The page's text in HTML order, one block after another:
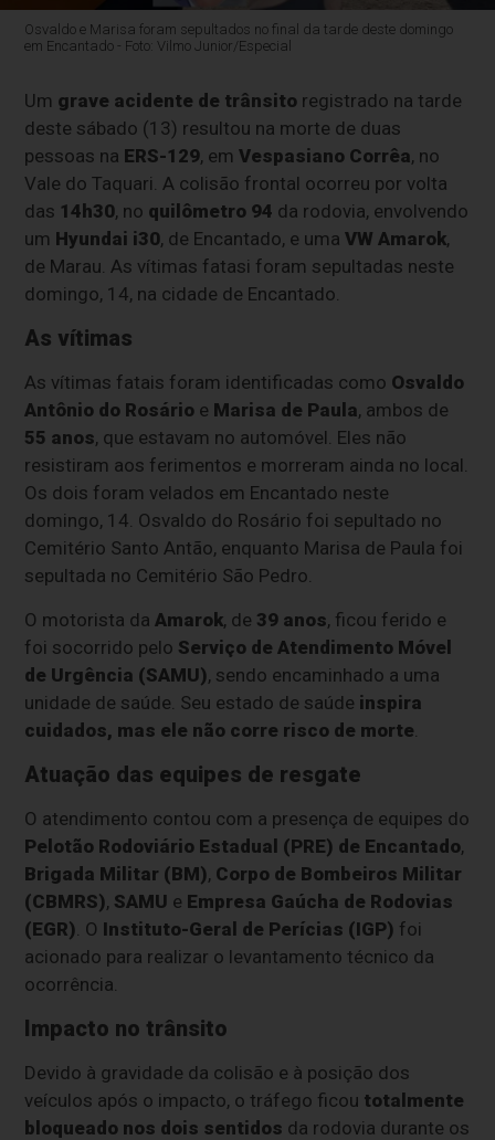
Osvaldo e Marisa foram sepultados no final da tarde deste domingo
em Encantado - Foto: Vilmo Junior/Especial
Um grave acidente de trânsito registrado na tarde
deste sábado (13) resultou na morte de duas
pessoas na ERS-129, emVespasiano Corrêa, no
Vale do Taquari. A colisão frontal ocorreu por volta
das 14h30, no quilômetro 94 da rodovia, envolvendo
um Hyundai i30, de Encantado, e umaVW Amarok,
de Marau. As vítimas fatasi foram sepultadas neste
domingo, 14, na cidade de Encantado.
As vítimas
As vítimas fatais foram identificadas como Osvaldo
Antônio do Rosário e Marisa de Paula, ambos de
55 anos, que estavam no automóvel. Eles não
resistiram aos ferimentos e morreram ainda no local.
Os dois foram velados em Encantado neste
domingo, 14. Osvaldo do Rosário foi sepultado no
Cemitério Santo Antão, enquanto Marisa de Paula foi
sepultada no Cemitério São Pedro.
O motorista daAmarok, de 39 anos, ficou ferido e
foi socorrido pelo Serviço de Atendimento Móvel
de Urgência (SAMU), sendo encaminhado a uma
unidade de saúde. Seu estado de saúde inspira
cuidados, mas ele não corre risco de morte.
Atuação das equipes de resgate
O atendimento contou com a presença de equipes do
Pelotão Rodoviário Estadual (PRE) de Encantado,
Brigada Militar (BM), Corpo de Bombeiros Militar
(CBMRS), SAMU e Empresa Gaúcha de Rodovias
(EGR). O Instituto-Geral de Perícias (IGP) foi
acionado para realizar o levantamento técnico da
ocorrência.
Impacto no trânsito
Devido à gravidade da colisão e à posição dos
veículos após o impacto, o tráfego ficou totalmente
bloqueado nos dois sentidos da rodovia durante os